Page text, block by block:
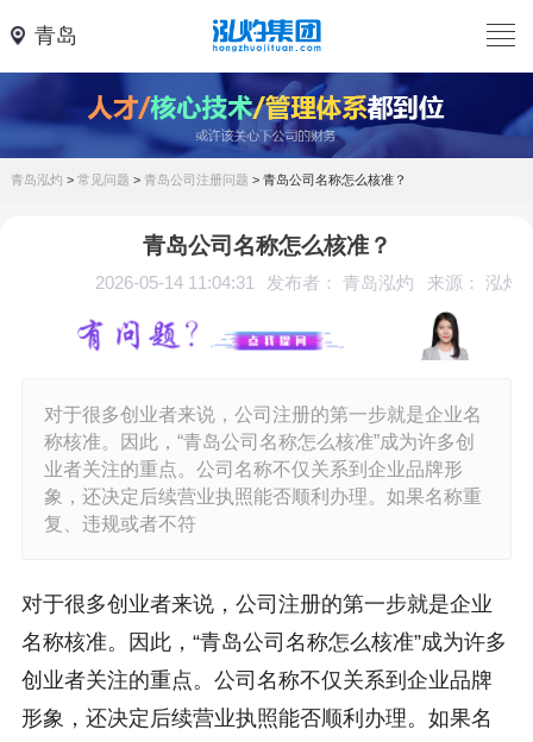
青岛
青岛泓灼 > 常见问题 > 青岛公司注册问题 > 青岛公司名称怎么核准？
青岛公司名称怎么核准？
2026-05-14 11:04:31 发布者： 青岛泓灼 来源： 泓灼
对于很多创业者来说，公司注册的第一步就是企业名
称核准。因此，“青岛公司名称怎么核准”成为许多创
业者关注的重点。公司名称不仅关系到企业品牌形
象，还决定后续营业执照能否顺利办理。如果名称重
复、违规或者不符
对于很多创业者来说，公司注册的第一步就是企业
名称核准。因此，“青岛公司名称怎么核准”成为许多
创业者关注的重点。公司名称不仅关系到企业品牌
形象，还决定后续营业执照能否顺利办理。如果名